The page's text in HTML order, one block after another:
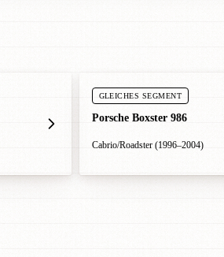
GLEICHES SEGMENT
Porsche Boxster 986
Cabrio/Roadster (1996–2004)